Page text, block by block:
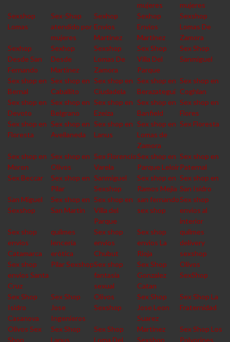
mujeres
mujeres
Sexshop
Lomas
Sex-Shop
atendido por
mujeres
Sexhop
Envios
Martinez
Sexhop
Envios
Martinez
Sexshop
Lomas De
Zamora
Sexhop
Desde San
Fernando
Sexhop
Desde
Martinez
Sexshop
Lomas De
Zamora
Sex Shop
Villa Del
Parque
Sex Shop
Sanmiguel
Sex shop en
Bernal
Sex shop en
Caballito
Sex shop en
Ciudadela
Sex shop en
Berazategui
Sex shop en
Coghlan
Sex shop en
Devoto
Sex shop en
Belgrano
Sex shop en
Ezeiza
Sex shop en
Banfield
Sex shop en
Flores
Sex shop en
Floresta
Sex shop en
Avellaneda
Sex shop en
Lanus
Sex shop en
Lomas de
Zamora
Sex Floresta
Sex shop en
Moron
Sex shop en
Olivos
Sex Florencio
Varela
Sex shop en
Parque Leloir
Sex shop en
Paternal
Sex Beccar
Sex shop en
Pilar
Sanmiguel
Sexshop
Sex shop en
Ramos Mejia
Sex shop en
San Isidro
San Miguel
Sexshop
Sex shop en
San Martin
Sex shop en
Villa del
Parque
san fernando
sex shop
Sex shop
envios al
interior
Sex shop
envios
Catamarca
quilmes
lencería
erótica
Sex shop
envios
Chubut
Sex shop
envios La
Rioja
quilmes
delivery
sexshop
Sex shop
envios Santa
Cruz
Pilar SexshopSex shop
fantasia
sexual
Sex Shop
Gonzalez
Catan
Olivos
SexShop
Sex Shop
Isidro
Casanova
Sex Shop
Jose
Ingenieros
Olivos
Sexshop
Sex Shop
Jose Leon
Suarez
Sex Shop La
Fraternidad
Olivos Sex
Shop
Sex Shop
Lanus
Sex Shop
Loma Del
Martinez
Sexshop
Sex Shop Los
Polvorines